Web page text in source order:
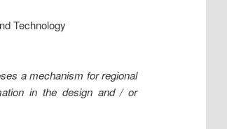
Technology
a mechanism for regional
in the design and / or